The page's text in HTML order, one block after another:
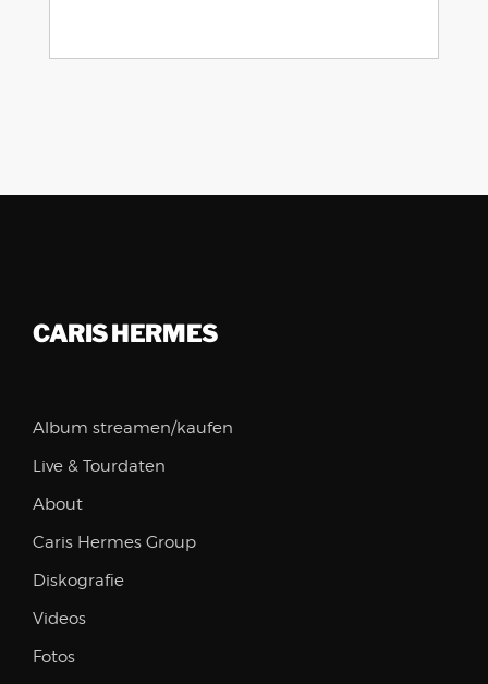
CARIS HERMES
Album streamen/kaufen
Live & Tourdaten
About
Caris Hermes Group
Diskografie
Videos
Fotos